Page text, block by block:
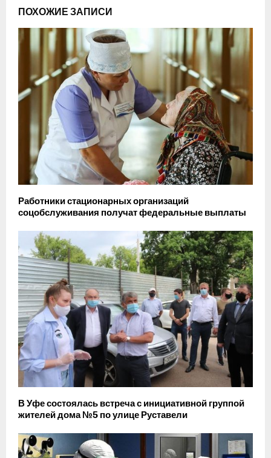
ПОХОЖИЕ ЗАПИСИ
Работники стационарных организаций
соцобслуживания получат федеральные выплаты
В Уфе состоялась встреча с инициативной группой
жителей дома №5 по улице Руставели